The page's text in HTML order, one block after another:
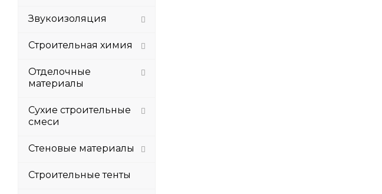
Звукоизоляция
Строительная химия
Отделочные
материалы
Сухие строительные
смеси
Стеновые материалы
Строительные тенты